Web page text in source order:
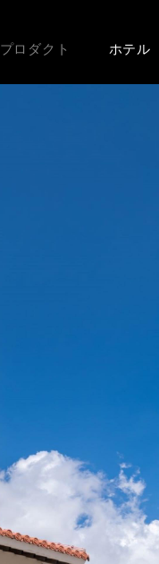
プロダクト ホテル